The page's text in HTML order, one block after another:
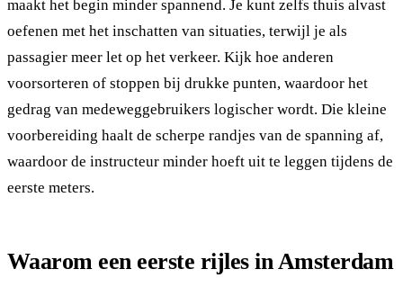
maakt het begin minder spannend. Je kunt zelfs thuis alvast
oefenen met het inschatten van situaties, terwijl je als
passagier meer let op het verkeer. Kijk hoe anderen
voorsorteren of stoppen bij drukke punten, waardoor het
gedrag van medeweggebruikers logischer wordt. Die kleine
voorbereiding haalt de scherpe randjes van de spanning af,
waardoor de instructeur minder hoeft uit te leggen tijdens de
eerste meters.
Waarom een eerste rijles in Amsterdam